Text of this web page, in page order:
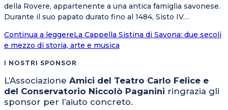
della Rovere, appartenente a una antica famiglia savonese.
Durante il suo papato durato fino al 1484, Sisto IV…
Continua a leggereLa Cappella Sistina di Savona: due secoli
e mezzo di storia, arte e musica
I NOSTRI SPONSOR
L’Associazione Amici del Teatro Carlo Felice e
del Conservatorio Niccolò Paganini ringrazia gli
sponsor per l’aiuto concreto.